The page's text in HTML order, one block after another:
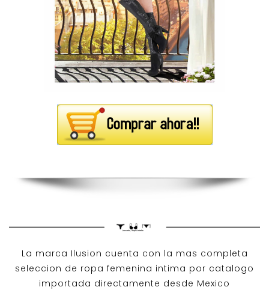
La marca Ilusion cuenta con la mas completa
seleccion de ropa femenina intima por catalogo
importada directamente desde Mexico